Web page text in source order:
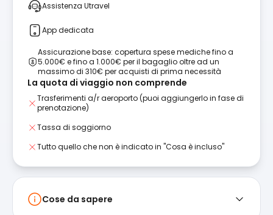
Assistenza Utravel
App dedicata
Assicurazione base: copertura spese mediche fino a
5.000€ e fino a 1.000€ per il bagaglio oltre ad un
massimo di 310€ per acquisti di prima necessità
La quota di viaggio non comprende
Trasferimenti a/r aeroporto (puoi aggiungerlo in fase di
prenotazione)
Tassa di soggiorno
Tutto quello che non è indicato in "Cosa è incluso"
Cose da sapere